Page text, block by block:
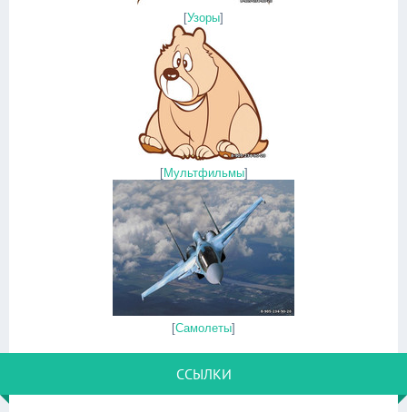
[Узоры]
[Мультфильмы]
[Самолеты]
ССЫЛКИ